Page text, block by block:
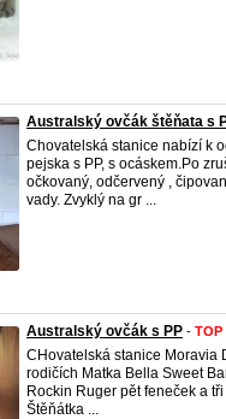
Australský ovčák štěňata s
Chovatelská stanice nabízí k
pejska s PP, s ocáskem.Po
očkovaný, odčervený ,
vady. Zvyklý na gr ...
Australský ovčák s PP - TOP
CHovatelská stanice Moravia
rodičích Matka Bella Sweet
Rockin Ruger pět feneček a
Štěňátka ...